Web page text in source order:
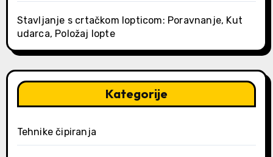
Stavljanje s crtačkom lopticom: Poravnanje, Kut
udarca, Položaj lopte
Kategorije
Tehnike čipiranja